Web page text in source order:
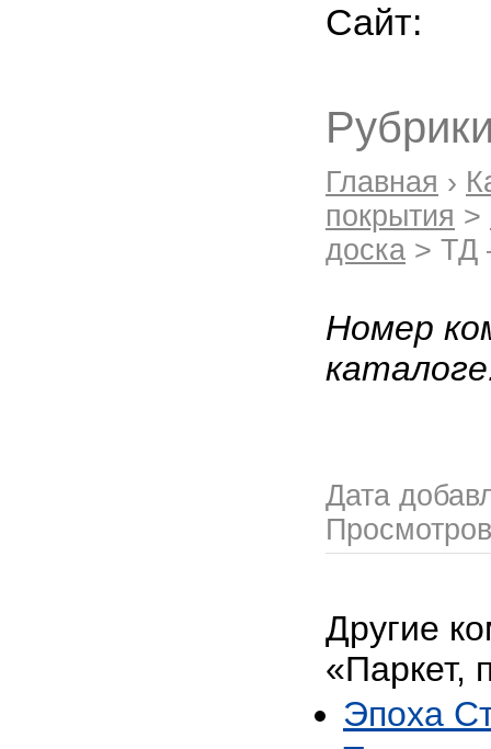
Сайт:
Главная ›
покрытия >
доска >
Номер
Дата
Другие
«Паркет,
Эпоха